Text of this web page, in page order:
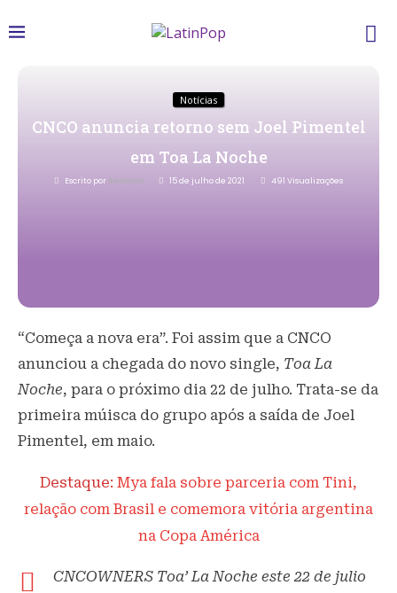
Notícias
CNCO anuncia retorno sem Joel Pimentel
em Toa La Noche
Escrito por Redacao 15 de julho de 2021 491 Visualizações
“Começa a nova era”. Foi assim que a CNCO
anunciou a chegada do novo single, Toa La
Noche, para o próximo dia 22 de julho. Trata-se da
primeira múisca do grupo após a saída de Joel
Pimentel, em maio.
Destaque: Mya fala sobre parceria com Tini,
relação com Brasil e comemora vitória argentina
na Copa América
CNCOWNERS Toa’ La Noche este 22 de julio